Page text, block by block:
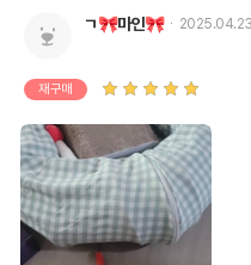
상품 필수 정보
품명 및 모델명
ㄱ🎀마인🎀 2025.04.23
재구매